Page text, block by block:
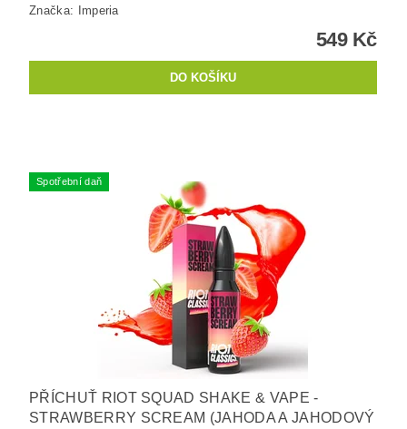
Značka: Imperia
549 Kč
Spotřební daň
PŘÍCHUŤ RIOT SQUAD SHAKE & VAPE -
STRAWBERRY SCREAM (JAHODA A JAHODOVÝ